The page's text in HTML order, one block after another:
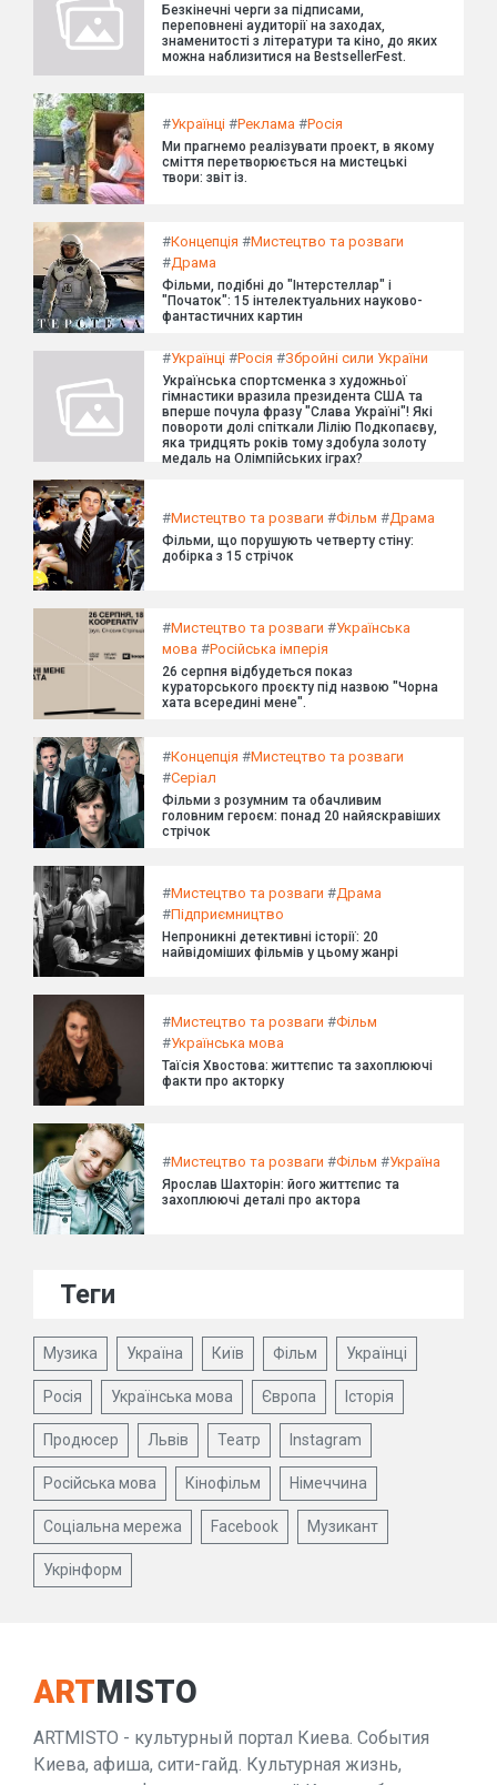
Безкінечні черги за підписами,
переповнені аудиторії на заходах,
знаменитості з літератури та кіно, до яких
можна наблизитися на BestsellerFest.
#Українці #Реклама #Росія
Ми прагнемо реалізувати проект, в якому
сміття перетворюється на мистецькі
твори: звіт із.
#Концепція #Мистецтво та розваги
#Драма
Фільми, подібні до "Інтерстеллар" і
"Початок": 15 інтелектуальних науково-
фантастичних картин
#Українці #Росія #Збройні сили України
Українська спортсменка з художньої
гімнастики вразила президента США та
вперше почула фразу "Слава Україні"! Які
повороти долі спіткали Лілію Подкопаєву,
яка тридцять років тому здобула золоту
медаль на Олімпійських іграх?
#Мистецтво та розваги #Фільм #Драма
Фільми, що порушують четверту стіну:
добірка з 15 стрічок
#Мистецтво та розваги #Українська
мова #Російська імперія
26 серпня відбудеться показ
кураторського проєкту під назвою "Чорна
хата всередині мене".
#Концепція #Мистецтво та розваги
#Серіал
Фільми з розумним та обачливим
головним героєм: понад 20 найяскравіших
стрічок
#Мистецтво та розваги #Драма
#Підприємництво
Непроникні детективні історії: 20
найвідоміших фільмів у цьому жанрі
#Мистецтво та розваги #Фільм
#Українська мова
Таїсія Хвостова: життєпис та захоплюючі
факти про акторку
#Мистецтво та розваги #Фільм #Україна
Ярослав Шахторін: його життєпис та
захоплюючі деталі про актора
Теги
Музика Україна Київ Фільм Українці
Росія Українська мова Європа Історія
Продюсер Львів Театр Instagram
Російська мова Кінофільм Німеччина
Соціальна мережа Facebook Музикант
Укрінформ
ARTMISTO
ARTMISTO - культурный портал Киева. События
Киева, афиша, сити-гайд. Культурная жизнь,